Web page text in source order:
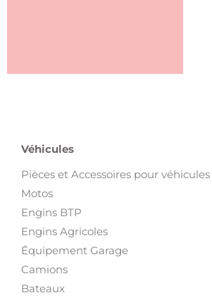
Véhicules
Pièces et Accessoires pour véhicules
Motos
Engins BTP
Engins Agricoles
Équipement Garage
Camions
Bateaux